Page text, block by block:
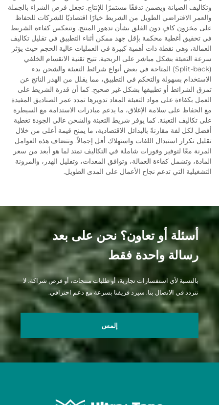
وتكاليف الصيانة ويضمن تدفقًا مستمرًا للإنتاج. تجعل فرص الشراء بالجملة
والعمر الافتراضي الطويل من الشريط خيارًا اقتصاديًا للشركات للحفاظ
على مخزون كافٍ دون القلق بشأن تدهور المنتج. وتنعكس كفاءة الشريط
في تحقيق أغطية محكمة بإقل جهد ممكن أثناء التطبيق في تقليل تكاليف
العمالة، وهي نقطة ذات أهمية كبيرة في العمليات عالية الحجم حيث يؤثر
سرعة التعبئة بشكل مباشر على الربحية. تتيح تقنية الانقسام الخلفي
(Split-back) المتاحة في بعض أنواع شرائط التعبئة والشحن بدء
الاستخدام بسهولة والتحكم في التطبيق، مما يقلل من الهدر الناتج عن
تمزق الشرائط أو تطبيقها بشكل غير صحيح. كما أن قدرة الشريط على
العمل بكفاءة على مواد التعبئة المعاد تدويرها تمدد عمر الصناديق المفيدة
مع الحفاظ على سلامة الإغلاق، ما يدعم مبادرات الاستدامة مع السيطرة
على تكاليف التعبئة. كما يوفر شريط التعبئة والشحن عالي الجودة تغطية
أفضل لكل لفة مقارنةً بالبدائل الاقتصادية، ما يمنح قيمة أعلى من خلال
تقليل تكرار استبدال اللفات واستهلاك أقل إجمالاً. وتتضاف هذه العوامل
المرنة معًا لتوفير وفورات شاملة في التكاليف تمتد لما هو أبعد من سعر
المادة، وتشمل كفاءة العمالة، وتوافق المعدات، وتقليل الهدر، والمرونة
التشغيلية التي تدعم نجاح الأعمال على المدى الطويل.
أسئلة أو تعاون؟ نحن على بعد
رسالة واحدة فقط
بالنسبة لأي استفسارات تجارية، أو طلبات منتجات، أو فرص شراكة، لا
تتردد في الاتصال بنا. سيرد فريقنا بسرعة مع دعم احترافي.
إلمس